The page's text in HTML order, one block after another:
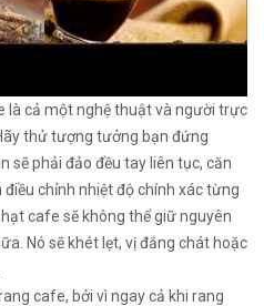
là cả một nghệ thuật và người trực
thử tượng tưởng bạn đứng
sẽ phải đảo đều tay liên tục, căn
chỉnh nhiệt độ chính xác từng
cafe sẽ không thể giữ nguyên
Nó sẽ khét lẹt, vị đắng chát hoặc
cafe, bởi vì ngay cả khi rang